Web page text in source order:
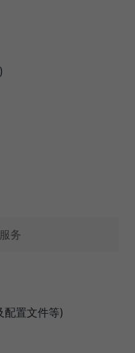
务
置文件等)